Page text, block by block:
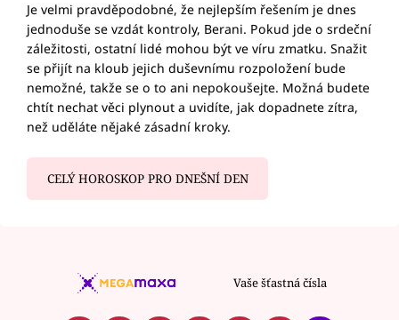
Je velmi pravděpodobné, že nejlepším řešením je dnes
jednoduše se vzdát kontroly, Berani. Pokud jde o srdeční
záležitosti, ostatní lidé mohou být ve víru zmatku. Snažit
se přijít na kloub jejich duševnímu rozpoložení bude
nemožné, takže se o to ani nepokoušejte. Možná budete
chtít nechat věci plynout a uvidíte, jak dopadnete zítra,
než uděláte nějaké zásadní kroky.
CELÝ HOROSKOP PRO DNEŠNÍ DEN
Vaše šťastná čísla